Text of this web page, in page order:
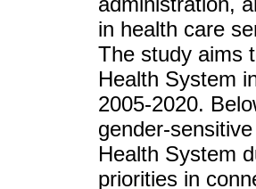
in health care
The study aims
Health System
2005-2020.
gender-
Health System
priorities in